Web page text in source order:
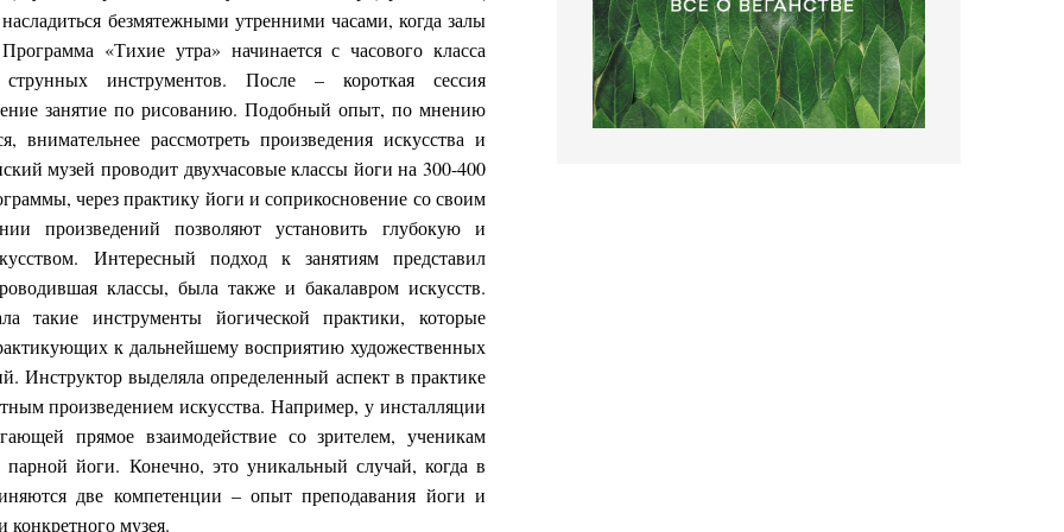
безмятежными утренними часами, когда залы
«Тихие утра» начинается с часового класса
инструментов. После – короткая сессия
занятие по рисованию. Подобный опыт, по мнению
внимательнее рассмотреть произведения искусства и
музей проводит двухчасовые классы йоги на 300-400
через практику йоги и соприкосновение со своим
произведений позволяют установить глубокую и
Интересный подход к занятиям представил
классы, была также и бакалавром искусств.
такие инструменты йогической практики, которые
к дальнейшему восприятию художественных
Инструктор выделяла определенный аспект в практике
произведением искусства. Например, у инсталляции
прямое взаимодействие со зрителем, ученикам
парной йоги. Конечно, это уникальный случай, когда в
две компетенции – опыт преподавания йоги и
конкретного музея.